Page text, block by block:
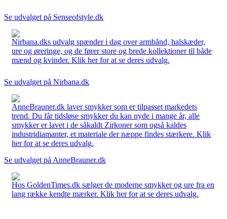
Se udvalget på Senseofstyle.dk
Nirbana.dks udvalg spænder i dag over armbånd, halskæder,
ure og øreringe, og de fører store og brede kollektioner til både
mænd og kvinder. Klik her for at se deres udvalg.
Se udvalget på Nirbana.dk
AnneBrauner.dk laver smykker som er tilpasset markedets
trend. Du får tidsløse smykker du kan nyde i mange år, alle
smykker er lavet i de såkaldt Zirkoner som også kaldes
industridiamanter, et materiale der næppe findes stærkere. Klik
her for at se deres udvalg.
Se udvalget på AnneBrauner.dk
Hos GoldenTimes.dk sælger de moderne smykker og ure fra en
lang række kendte mærker. Klik her for at se deres udvalg.